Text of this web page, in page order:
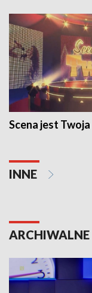
Scena jest Twoja
INNE
ARCHIWALNE